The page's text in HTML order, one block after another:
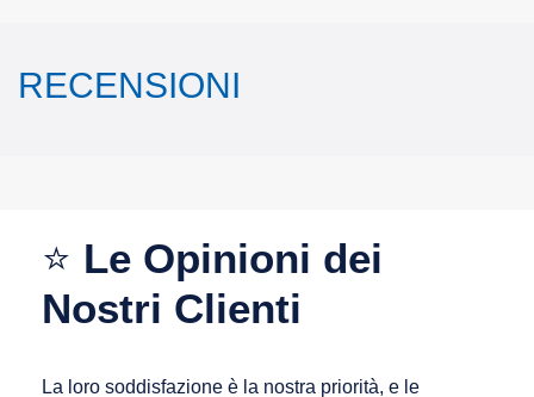
RECENSIONI
⭐ Le Opinioni dei
Nostri Clienti
La loro soddisfazione è la nostra priorità, e le